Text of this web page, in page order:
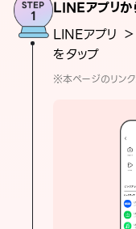
LINEアプリか
LINEアプリ
をタップ
※本ページのリン